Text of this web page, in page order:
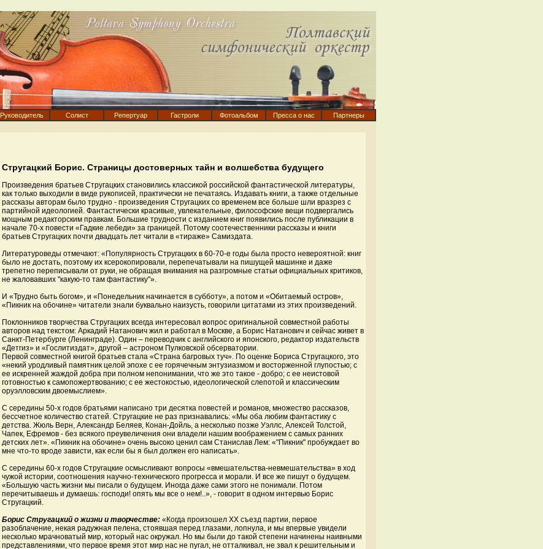
Руководитель Солист Репертуар Гастроли Фотоальбом Пресса о нас Партнеры
Стругацкий Борис. Страницы достоверных тайн и волшебства будущего
Произведения братьев Стругацких становились классикой российской фантастической литературы,
как только выходили в виде рукописей, практически не печатаясь. Издавать книги, а также отдельные
рассказы авторам было трудно - произведения Стругацких со временем все больше шли вразрез с
партийной идеологией. Фантастически красивые, увлекательные, философские вещи подвергались
мощным редакторским правкам. Большие трудности с изданием книг появились после публикации в
начале 70-х повести «Гадкие лебеди» за границей. Потому соотечественники рассказы и книги
братьев Стругацких почти двадцать лет читали в «тираже» Самиздата.
Литературоведы отмечают: «Популярность Стругацких в 60-70-е годы была просто невероятной: книг
было не достать, поэтому их ксерокопировали, перепечатывали на пишущей машинке и даже
трепетно переписывали от руки, не обращая внимания на разгромные статьи официальных критиков,
не жаловавших "какую-то там фантастику"».
И «Трудно быть богом», и «Понедельник начинается в субботу», а потом и «Обитаемый остров»,
«Пикник на обочине» читатели знали буквально наизусть, говорили цитатами из этих произведений.
Поклонников творчества Стругацких всегда интересовал вопрос оригинальной совместной работы
авторов над текстом: Аркадий Натанович жил и работал в Москве, а Борис Натанович и сейчас живет в
Санкт-Петербурге (Ленинграде). Один – переводчик с английского и японского, редактор издательств
«Детгиз» и «Гослитиздат», другой – астроном Пулковской обсерватории.
Первой совместной книгой братьев стала «Страна багровых туч». По оценке Бориса Стругацкого, это
«некий уродливый памятник целой эпохе с ее горячечным энтузиазмом и восторженной глупостью; с
ее искренней жаждой добра при полном непонимании, что же это такое - добро; с ее неистовой
готовностью к самопожертвованию; с ее жестокостью, идеологической слепотой и классическим
оруэлловским двоемыслием».
С середины 50-х годов братьями написано три десятка повестей и романов, множество рассказов,
бессчетное количество статей. Стругацкие не раз признавались: «Мы оба любим фантастику с
детства. Жюль Верн, Александр Беляев, Конан-Дойль, а несколько позже Уэллс, Алексей Толстой,
Чапек, Ефремов - без всякого преувеличения они владели нашим воображением с самых ранних
детских лет». «Пикник на обочине» очень высоко ценил сам Станислав Лем: «"Пикник" пробуждает во
мне что-то вроде зависти, как если бы я был должен его написать».
С середины 60-х годов Стругацкие осмысливают вопросы «вмешательства-невмешательства» в ход
чужой истории, соотношения научно-технического прогресса и морали. И все же пишут о будущем.
«Большую часть жизни мы писали о будущем. Иногда даже сами этого не понимали. Потом
перечитываешь и думаешь: господи! опять мы все о нем!..», - говорит в одном интервью Борис
Стругацкий.
Борис Стругацкий о жизни и творчестве: «Когда произошел ХХ съезд партии, первое
разоблачение, некая радужная пелена, стоявшая перед глазами, лопнула, и мы впервые увидели
несколько мрачноватый мир, который нас окружал. Но мы были до такой степени начинены наивными
представлениями, что первое время этот мир нас не пугал, не отталкивал, не звал к решительным и